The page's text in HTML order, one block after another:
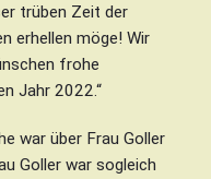
trüben Zeit der
erhellen möge! Wir
frohe
Jahr 2022.“
war über Frau Goller
Goller war sogleich